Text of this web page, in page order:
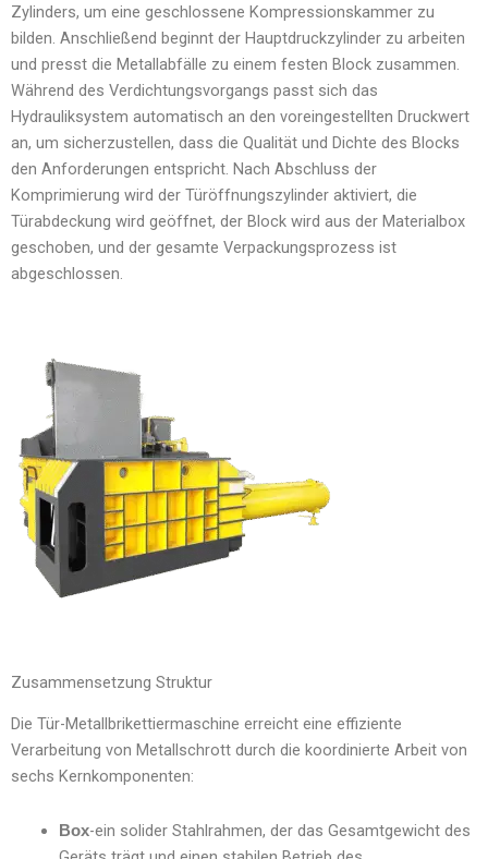
Zylinders, um eine geschlossene Kompressionskammer zu
bilden. Anschließend beginnt der Hauptdruckzylinder zu arbeiten
und presst die Metallabfälle zu einem festen Block zusammen.
Während des Verdichtungsvorgangs passt sich das
Hydrauliksystem automatisch an den voreingestellten Druckwert
an, um sicherzustellen, dass die Qualität und Dichte des Blocks
den Anforderungen entspricht. Nach Abschluss der
Komprimierung wird der Türöffnungszylinder aktiviert, die
Türabdeckung wird geöffnet, der Block wird aus der Materialbox
geschoben, und der gesamte Verpackungsprozess ist
abgeschlossen.
Zusammensetzung Struktur
Die Tür-Metallbrikettiermaschine erreicht eine effiziente
Verarbeitung von Metallschrott durch die koordinierte Arbeit von
sechs Kernkomponenten:
Box-ein solider Stahlrahmen, der das Gesamtgewicht des